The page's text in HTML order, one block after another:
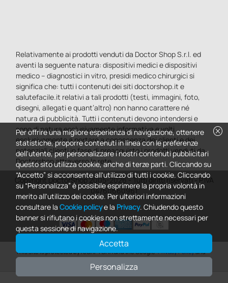
Relativamente ai prodotti venduti da Doctor Shop S.r.l. ed
aventi la seguente natura: dispositivi medici e dispositivi
medico – diagnostici in vitro, presidi medico chirurgici si
significa che: tutti i contenuti dei siti doctorshop.it e
salutefacile.it relativi a tali prodotti (testi, immagini, foto,
disegni, allegati e quant’altro) non hanno carattere né
natura di pubblicità. Tutti i contenuti devono intendersi e
sono di natura esclusivamente informativa e volti
esclusivamente a portare a conoscenza dei clienti e dei
potenziali clienti in fase di preacquisto i prodotti venduti da
Doctorshop attraverso la rete.
Copyright DoctorShop 2005-2026 - Tutti diritti riservati - P.IVA
04760660961
This site is protected by reCAPTCHA and the Google Privacy Policyand 0
cancel
Per offrire una migliore esperienza di navigazione, ottenere
statistiche, proporre contenuti in linea con le preferenze
dell'utente, per personalizzare i nostri contenuti pubblicitari
questo sito utilizza cookie, anche di terze parti. Cliccando su
“Accetto” si acconsente all'utilizzo di tutti i cookie. Cliccando
su “Personalizza” è possibile esprimere la propria volontà in
merito all'utilizzo dei cookie. Per ulteriori informazioni
consultare la Cookie policye la Privacy. Chiudendo questo
banner si rifiutano i cookies non strettamente necessari per
questa sessione di navigazione.
Accetta
Personalizza